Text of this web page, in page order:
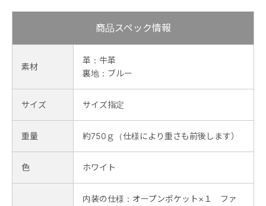
商品スペック情報
素材
革：牛革
裏地：ブルー
サイズ サイズ指定
重量 約750ｇ（仕様により重さも前後します）
色 ホワイト
内装の仕様：オープンポケット×１ ファ